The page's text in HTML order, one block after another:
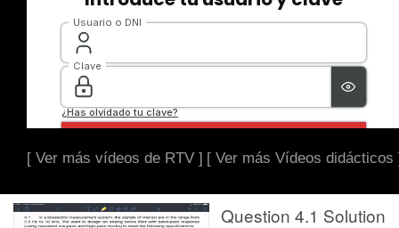
[ Ver más vídeos de RTV ] [ Ver más Vídeos didácticos
Question 4.1 Solution